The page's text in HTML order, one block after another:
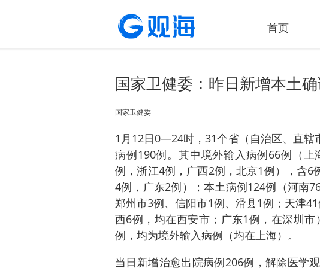
首页
国家卫健委：昨日新增本土
国家卫健委
1月12日0—24时，31个省（自治区、直辖
病例190例。其中境外输入病例66例（
例，浙江4例，广西2例，北京1例），含
4例，广东2例）；本土病例124例（河南
郑州市3例、信阳市1例、滑县1例；天津
西6例，均在西安市；广东1例，在深圳
例，均为境外输入病例（均在上海）。
当日新增治愈出院病例206例，解除医学